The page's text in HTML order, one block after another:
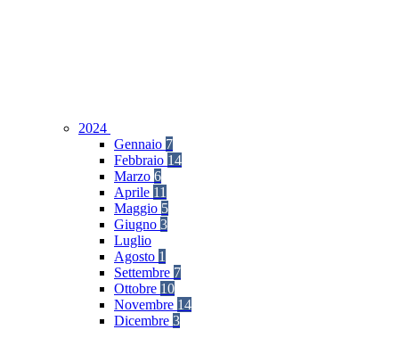
2024
Gennaio 7
Febbraio 14
Marzo 6
Aprile 11
Maggio 5
Giugno 3
Luglio
Agosto 1
Settembre 7
Ottobre 10
Novembre 14
Dicembre 3